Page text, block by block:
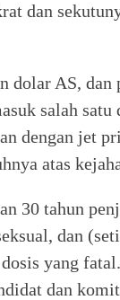
dan
AS, dan
salah satu
dengan jet
atas
30 tahun
dan
yang
dan